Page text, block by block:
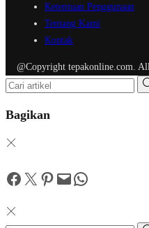
Ketentuan Penggunaan
Tentang Kami
Kontak
@Copyright tepakonline.com.
Bagikan
Facebook
Twitter
Pinterest
MailWhatsApp